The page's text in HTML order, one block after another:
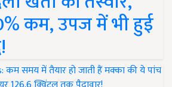
कम, उपज में भी हुई